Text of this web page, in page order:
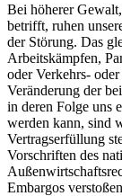
Bei höherer
betrifft, ruhen
der Störung. Das
Arbeitskämpfen,
oder Verkehrs-
Veränderung der
in deren Folge uns
werden kann, sind
Vertragserfüllung
Vorschriften des
Embargos